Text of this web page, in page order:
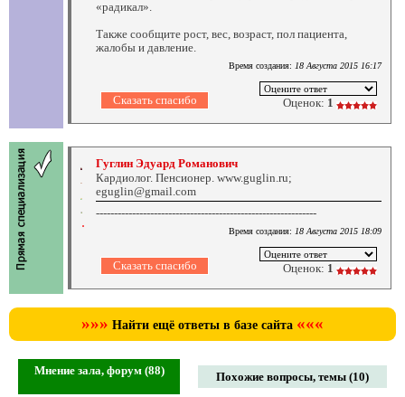
«радикал».
Также сообщите рост, вес, возраст, пол пациента,
жалобы и давление.
Время создания: 18 Августа 2015 16:17
Оценок: 1
Гуглин Эдуард Романович
Кардиолог. Пенсионер. www.guglin.ru;
eguglin@gmail.com
-------------------------------------------------------------
Время создания: 18 Августа 2015 18:09
Оценок: 1
»»» Найти ещё ответы в базе сайта «««
Мнение зала, форум (88) Похожие вопросы, темы (10)